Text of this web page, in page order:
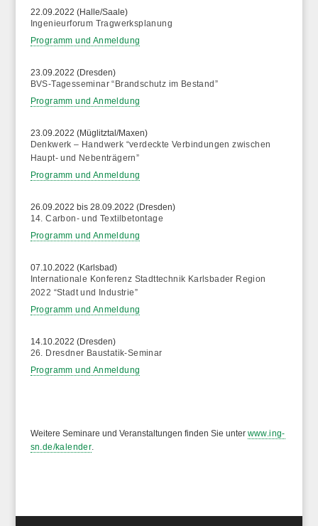
22.09.2022 (Halle/Saale)
Ingenieurforum Tragwerksplanung
Programm und Anmeldung
23.09.2022 (Dresden)
BVS-Tagesseminar “Brandschutz im Bestand”
Programm und Anmeldung
23.09.2022 (Müglitztal/Maxen)
Denkwerk – Handwerk “verdeckte Verbindungen zwischen
Haupt- und Nebenträgern”
Programm und Anmeldung
26.09.2022 bis 28.09.2022 (Dresden)
14. Carbon- und Textilbetontage
Programm und Anmeldung
07.10.2022 (Karlsbad)
Internationale Konferenz Stadttechnik Karlsbader Region
2022 “Stadt und Industrie”
Programm und Anmeldung
14.10.2022 (Dresden)
26. Dresdner Baustatik-Seminar
Programm und Anmeldung
Weitere Seminare und Veranstaltungen finden Sie unter www.ing-
sn.de/kalender